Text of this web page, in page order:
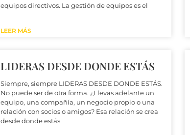
equipos directivos. La gestión de equipos es el
LEER MÁS
LIDERAS DESDE DONDE ESTÁS
Siempre, siempre LIDERAS DESDE DONDE ESTÁS.
No puede ser de otra forma. ¿Llevas adelante un
equipo, una compañía, un negocio propio o una
relación con socios o amigos? Esa relación se crea
desde donde estás